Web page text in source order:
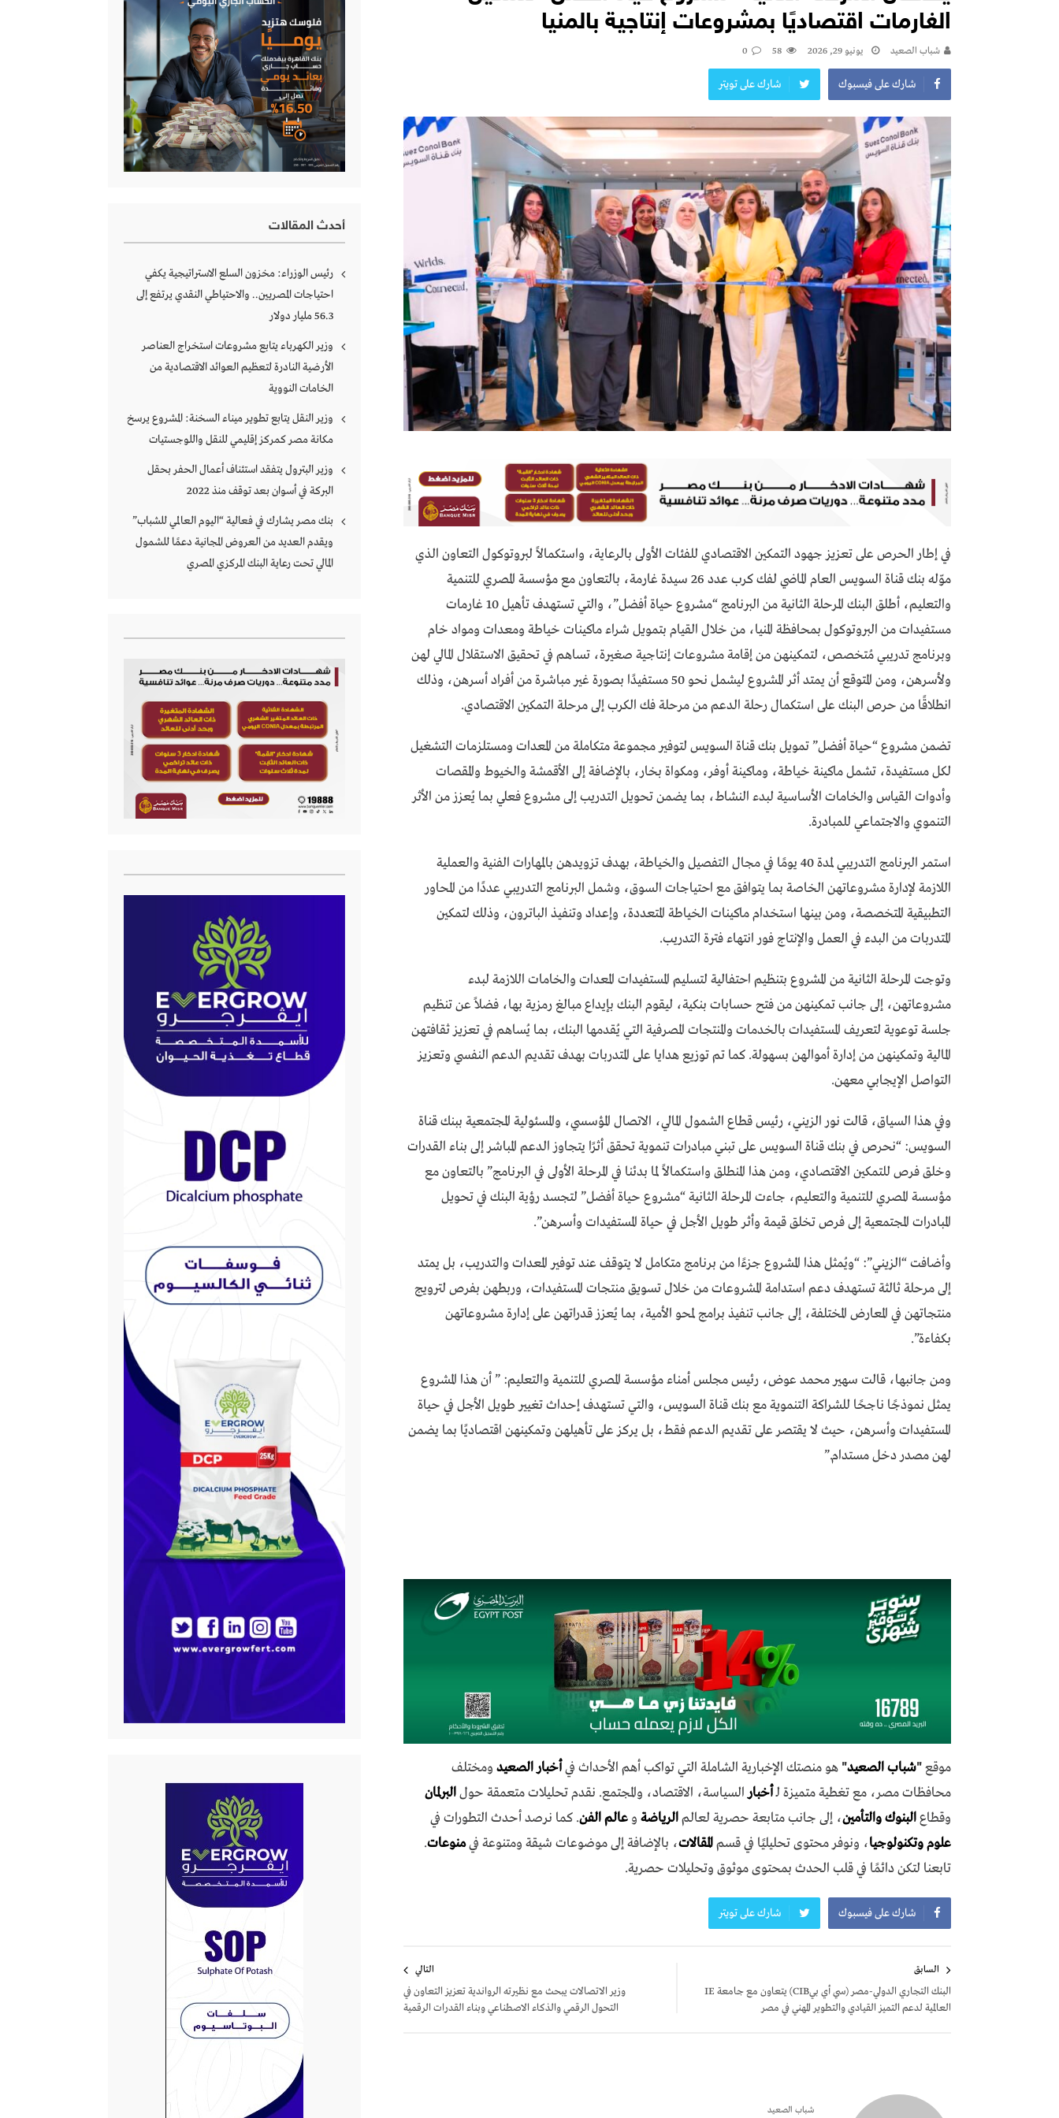
الغارمات اقتصاديًا بمشروعات إنتاجية بالمنيا
شباب الصعيد يونيو 29, 2026 58
0
شارك على فيسبوك شارك على تويتر
في إطار الحرص على تعزيز جهود التمكين الاقتصادي للفئات الأولى بالرعاية، واستكمالاً لبروتوكول التعاون الذي
موّله بنك قناة السويس العام الماضي لفك كرب عدد 26 سيدة غارمة، بالتعاون مع مؤسسة المصري للتنمية
والتعليم، أطلق البنك المرحلة الثانية من البرنامج “مشروع حياة أفضل”، والتي تستهدف تأهيل 10 غارمات
مستفيدات من البروتوكول بمحافظة المنيا، من خلال القيام بتمويل شراء ماكينات خياطة ومعدات ومواد خام
وبرنامج تدريبي مُتخصص، لتمكينهن من إقامة مشروعات إنتاجية صغيرة، تساهم في تحقيق الاستقلال المالي لهن
ولأسرهن، ومن المتوقع أن يمتد أثر المشروع ليشمل نحو 50 مستفيدًا بصورة غير مباشرة من أفراد أسرهن، وذلك
انطلاقًا من حرص البنك على استكمال رحلة الدعم من مرحلة فك الكرب إلى مرحلة التمكين الاقتصادي.
تضمن مشروع “حياة أفضل” تمويل بنك قناة السويس لتوفير مجموعة متكاملة من المعدات ومستلزمات التشغيل
لكل مستفيدة، تشمل ماكينة خياطة، وماكينة أوفر، ومكواة بخار، بالإضافة إلى الأقمشة والخيوط والمقصات
وأدوات القياس والخامات الأساسية لبدء النشاط، بما يضمن تحويل التدريب إلى مشروع فعلي بما يُعزز من الأثر
التنموي والاجتماعي للمبادرة.
استمر البرنامج التدريبي لمدة 40 يومًا في مجال التفصيل والخياطة، بهدف تزويدهن بالمهارات الفنية والعملية
اللازمة لإدارة مشروعاتهن الخاصة بما يتوافق مع احتياجات السوق، وشمل البرنامج التدريبي عددًا من المحاور
التطبيقية المتخصصة، ومن بينها استخدام ماكينات الخياطة المتعددة، وإعداد وتنفيذ الباترون، وذلك لتمكين
المتدربات من البدء في العمل والإنتاج فور انتهاء فترة التدريب.
وتوجت المرحلة الثانية من المشروع بتنظيم احتفالية لتسليم المستفيدات المعدات والخامات اللازمة لبدء
مشروعاتهن، إلى جانب تمكينهن من فتح حسابات بنكية، ليقوم البنك بإيداع مبالغ رمزية بها، فضلاً عن تنظيم
جلسة توعوية لتعريف المستفيدات بالخدمات والمنتجات المصرفية التي يُقدمها البنك، بما يُساهم في تعزيز ثقافتهن
المالية وتمكينهن من إدارة أموالهن بسهولة. كما تم توزيع هدايا على المتدربات بهدف تقديم الدعم النفسي وتعزيز
التواصل الإيجابي معهن.
وفي هذا السياق، قالت نور الزيني، رئيس قطاع الشمول المالي، الاتصال المؤسسي، والمسئولية المجتمعية ببنك قناة
السويس: “نحرص في بنك قناة السويس على تبني مبادرات تنموية تحقق أثرًا يتجاوز الدعم المباشر إلى بناء القدرات
وخلق فرص للتمكين الاقتصادي، ومن هذا المنطلق واستكمالاً لما بدئنا في المرحلة الأولى في البرنامج” بالتعاون مع
مؤسسة المصري للتنمية والتعليم، جاءت المرحلة الثانية “مشروع حياة أفضل” لتجسد رؤية البنك في تحويل
المبادرات المجتمعية إلى فرص تخلق قيمة وأثر طويل الأجل في حياة المستفيدات وأسرهن”.
وأضافت “الزيني”: “ويُمثل هذا المشروع جزءًا من برنامج متكامل لا يتوقف عند توفير المعدات والتدريب، بل يمتد
إلى مرحلة ثالثة تستهدف دعم استدامة المشروعات من خلال تسويق منتجات المستفيدات، وربطهن بفرص لترويج
منتجاتهن في المعارض المختلفة، إلى جانب تنفيذ برامج لمحو الأمية، بما يُعزز قدراتهن على إدارة مشروعاتهن
بكفاءة”.
ومن جانبها، قالت سهير محمد عوض، رئيس مجلس أمناء مؤسسة المصري للتنمية والتعليم: ” أن هذا المشروع
يمثل نموذجًا ناجحًا للشراكة التنموية مع بنك قناة السويس، والتي تستهدف إحداث تغيير طويل الأجل في حياة
المستفيدات وأسرهن، حيث لا يقتصر على تقديم الدعم فقط، بل يركز على تأهيلهن وتمكينهن اقتصاديًا بما يضمن
لهن مصدر دخل مستدام.”
موقع"شباب الصعيد" هو منصتك الإخبارية الشاملة التي تواكب أهم الأحداث فيأخبار الصعيد ومختلف
محافظات مصر، مع تغطية متميزة لـأخبارالسياسة، الاقتصاد، والمجتمع. نقدم تحليلات متعمقة حولالبرلمان
وقطاعالبنوك والتأمين، إلى جانب متابعة حصرية لعالمالرياضة و عالم الفن. كما نرصد أحدث التطورات في
علوم وتكنولوجيا، ونوفر محتوى تحليليًا في قسمالمقالات، بالإضافة إلى موضوعات شيقة ومتنوعة فيمنوعات.
تابعنا لتكن دائمًا في قلب الحدث بمحتوى موثوق وتحليلات حصرية.
شارك على فيسبوك شارك على تويتر
المقالات
السابق
البنك التجاري الدولي-مصر (سي أي بيCIB) يتعاون مع جامعة IE
العالمية لدعم التميز القيادي والتطوير المهني في مصر
التالي
وزير الاتصالات يبحث مع نظيرته الرواندية تعزيز التعاون في
التحول الرقمي والذكاء الاصطناعي وبناء القدرات الرقمية
شباب الصعيد
أحدث المقالات
رئيس الوزراء: مخزون السلع الاستراتيجية يكفي
احتياجات المصريين.. والاحتياطي النقدي يرتفع إلى
56.3 مليار دولار
وزير الكهرباء يتابع مشروعات استخراج العناصر
الأرضية النادرة لتعظيم العوائد الاقتصادية من
الخامات النووية
وزير النقل يتابع تطوير ميناء السخنة: المشروع يرسخ
مكانة مصر كمركز إقليمي للنقل واللوجستيات
وزير البترول يتفقد استئناف أعمال الحفر بحقل
البركة في أسوان بعد توقف منذ 2022
بنك مصر يشارك في فعالية “اليوم العالمي للشباب”
ويقدم العديد من العروض المجانية دعمًا للشمول
المالي تحت رعاية البنك المركزي المصري